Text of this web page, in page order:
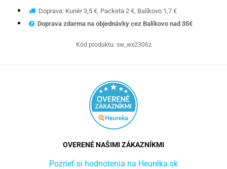
Doprava: Kuriér 3,5 €, Packeta 2 €, Balíkovo 1,7 €
Doprava zdarma na objednávky cez Balíkovo nad 35€
Kód produktu: sw_wx2306z
OVERENÉ NAŠIMI ZÁKAZNÍKMI
Pozrieť si hodnotenia na Heuréka.sk